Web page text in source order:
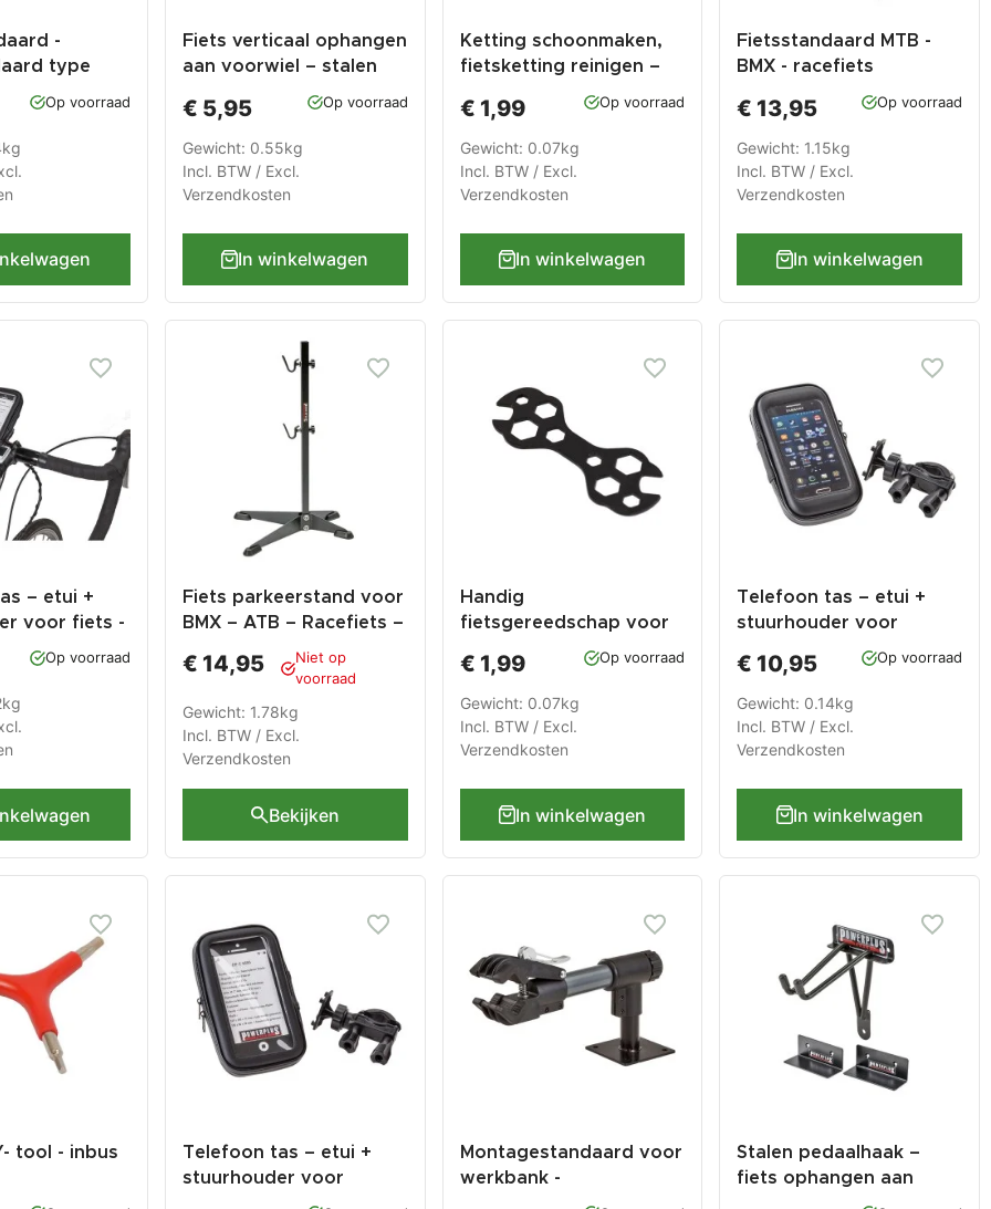
-
type
Pro - MTB –
- racefiets
Op voorraad
Fiets verticaal ophangen
aan voorwiel – stalen
wandhaak voor fiets –
haak 25,5 x 8 cm
€ 5,95 Op voorraad
Gewicht: 0.55kg
Incl. BTW / Excl.
Verzendkosten
In winkelwagen
Ketting schoonmaken,
fietsketting reinigen –
€ 1,99 Op voorraad
Gewicht: 0.07kg
Incl. BTW / Excl.
Verzendkosten
In winkelwagen
Fietsstandaard MTB -
BMX - racefiets
parkeerstandaard fiets
met rubber bescherming
€ 13,95 Op voorraad
Gewicht: 1.15kg
Incl. BTW / Excl.
Verzendkosten
In winkelwagen
– etui +
voor fiets -
- GSM
en
x 55 x 20
Op voorraad
Fiets parkeerstand voor
BMX – ATB – Racefiets –
€ 14,95
Niet op
voorraad
Gewicht: 1.78kg
Incl. BTW / Excl.
Verzendkosten
Bekijken
Handig
fietsgereedschap voor
onderweg - met steek &
ringsleutel functie
€ 1,99 Op voorraad
Gewicht: 0.07kg
Incl. BTW / Excl.
Verzendkosten
In winkelwagen
Telefoon tas – etui +
stuurhouder voor
iphone – smartphone -
GSM - 4 inch – stof en
waterdicht 135 x 70 x 23
mm.
€ 10,95 Op voorraad
Gewicht: 0.14kg
Incl. BTW / Excl.
Verzendkosten
In winkelwagen
tool - inbus
voor
Telefoon tas – etui +
stuurhouder voor
iphone – smartphone -
Montagestandaard voor
werkbank -
fietsophangsysteem -
Stalen pedaalhaak –
fiets ophangen aan
trapper – stalen set – 3